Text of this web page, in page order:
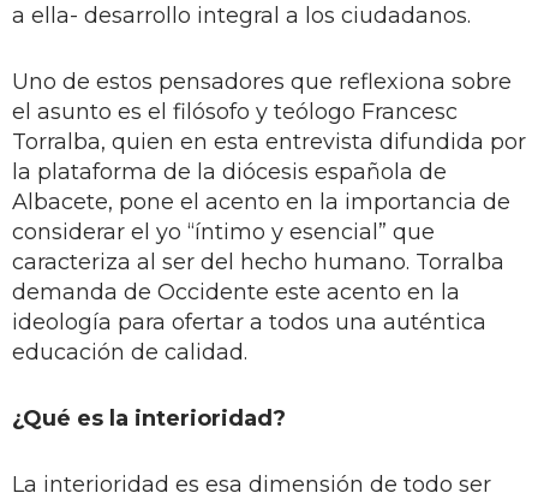
a ella- desarrollo integral a los ciudadanos.
Uno de estos pensadores que reflexiona sobre
el asunto es el filósofo y teólogo Francesc
Torralba, quien en esta entrevista difundida por
la plataforma de la diócesis española de
Albacete, pone el acento en la importancia de
considerar el yo “íntimo y esencial” que
caracteriza al ser del hecho humano. Torralba
demanda de Occidente este acento en la
ideología para ofertar a todos una auténtica
educación de calidad.
¿Qué es la interioridad?
La interioridad es esa dimensión de todo ser